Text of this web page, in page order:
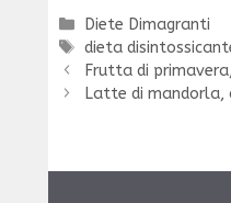
Categorie
Diete Dimagranti
Tag
dieta
Frutta di
Latte di mandorla,